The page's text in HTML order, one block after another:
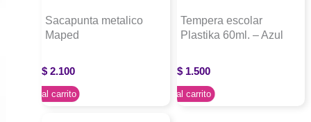
Sacapunta metalico
Maped
$ 2.100
Agregar al carrito
Tempera escolar
Plastika 60ml. – Azul
$1.500
Agregar al carrito